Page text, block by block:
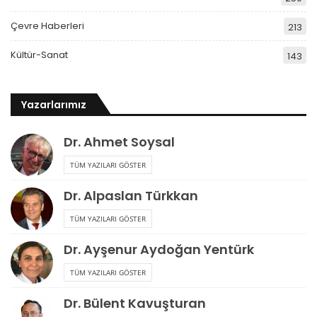
Çevre Haberleri 213
Kültür-Sanat 143
Yazarlarımız
Dr. Ahmet Soysal
TÜM YAZILARI GÖSTER
Dr. Alpaslan Türkkan
TÜM YAZILARI GÖSTER
Dr. Ayşenur Aydoğan Yentürk
TÜM YAZILARI GÖSTER
Dr. Bülent Kavuşturan